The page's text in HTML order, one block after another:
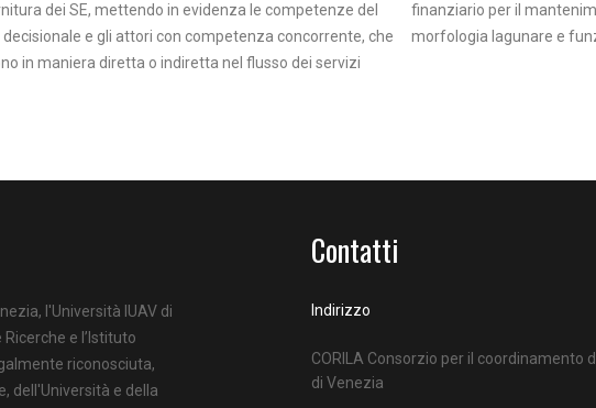
dei SE, mettendo in evidenza le competenze del
e gli attori con competenza concorrente, che
in maniera diretta o indiretta nel flusso dei servizi
finanziario per il
morfologia lagunare e
l'Università IUAV di
e l’Istituto
riconosciuta,
dell'Università e della
Contatti
Indirizzo
CORILA Consorzio per il coordinamento
di Venezia